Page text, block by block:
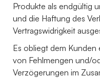
Produkte als endgültig
und die Haftung des
Vertragswidrigkeit
Es obliegt dem Kunden
von Fehlmengen und/
Verzögerungen im